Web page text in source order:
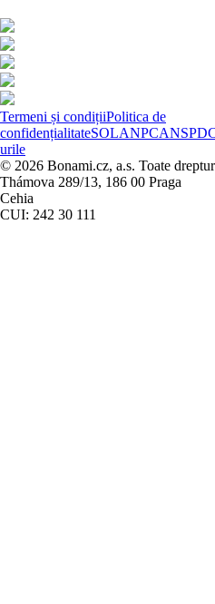
Termeni și condițiiPolitica de
confidențialitateSOLANPC
urile
© 2026 Bonami.cz, a.s. Toate
Thámova 289/13, 186 00 Praga
Cehia
CUI: 242 30 111